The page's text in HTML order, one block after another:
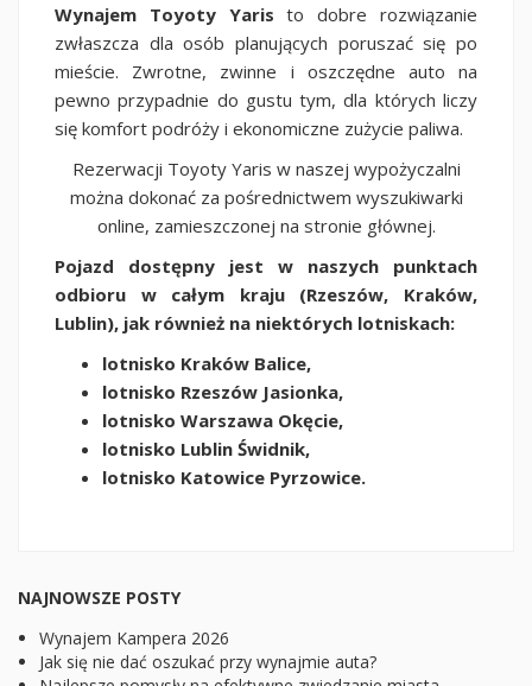
Wynajem Toyoty Yaris to dobre rozwiązanie
zwłaszcza dla osób planujących poruszać się po
mieście. Zwrotne, zwinne i oszczędne auto na
pewno przypadnie do gustu tym, dla których liczy
się komfort podróży i ekonomiczne zużycie paliwa.
Rezerwacji Toyoty Yaris w naszej wypożyczalni
można dokonać za pośrednictwem wyszukiwarki
online, zamieszczonej na stronie głównej.
Pojazd dostępny jest w naszych punktach
odbioru w całym kraju (Rzeszów, Kraków,
Lublin), jak również na niektórych lotniskach:
lotnisko Kraków Balice,
lotnisko Rzeszów Jasionka,
lotnisko Warszawa Okęcie,
lotnisko Lublin Świdnik,
lotnisko Katowice Pyrzowice.
NAJNOWSZE POSTY
Wynajem Kampera 2026
Jak się nie dać oszukać przy wynajmie auta?